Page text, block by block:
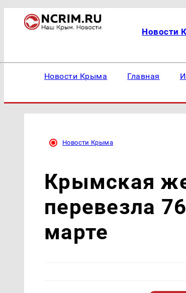
Новости
Новости Крыма Главная
Новости Крыма
Крымская
перевезла
марте